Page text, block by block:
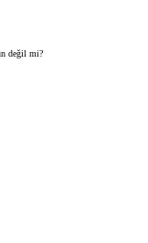
değil mi?